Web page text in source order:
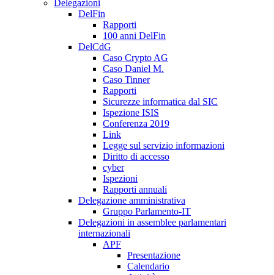
Delegazioni
DelFin
Rapporti
100 anni DelFin
DelCdG
Caso Crypto AG
Caso Daniel M.
Caso Tinner
Rapporti
Sicurezze informatica dal SIC
Ispezione ISIS
Conferenza 2019
Link
Legge sul servizio informazioni
Diritto di accesso
cyber
Ispezioni
Rapporti annuali
Delegazione amministrativa
Gruppo Parlamento-IT
Delegazioni in assemblee parlamentari
internazionali
APF
Presentazione
Calendario